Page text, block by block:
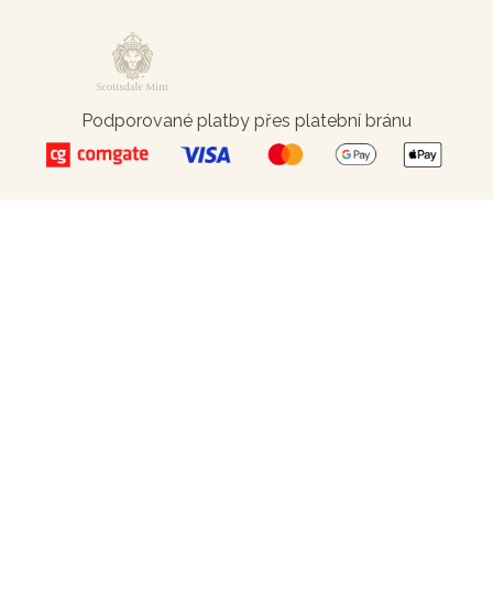
Podporované platby přes platební bránu